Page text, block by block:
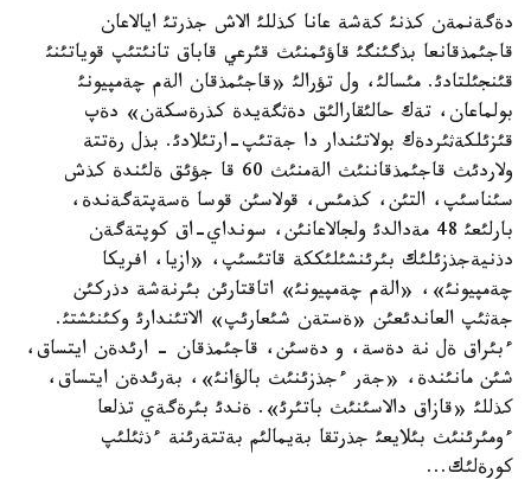
دةگةنمةن كذنئ كةشة عانا كذللئ الاش جذرتئ ايالاعان
قاجئمذقانعا بذگئنگئ قاؤئمنئث قئرعي قاباق تانئتئپ قوياتئنئ
قئنجئلتادئ. مئسالئ، ول تؤرالئ «قاجئمذقان الةم چةمپيونئ
بولماعان، تةك حالئقارالئق دةثگةيدة كذرةسكةن» دةپ
قئزئلكةثئردةك بولاتئندار دا جةتئپ-ارتئلادئ. بذل رةتتة
ولاردئث قاجئمذقاننئث الةمنئث 60 قا جؤئق ةلئندة كذش
سئناسئپ، التئن، كذمئس، قولاسئن قوسا ةسةپتةگةندة،
بارلئعئ 48 مةدالدئ ولجالاعانئن، سونداي-اق كوپتةگةن
دذنيةجذزئلئك بئرئنشئلئككة قاتئسئپ، «ازيا، افريكا
چةمپيونئ»، «الةم چةمپيونئ» اتاقتارئن بئرنةشة دذركئن
جةثئپ العاندئعئن «ةستةن شئعارئپ» الاتئندارئ وكئنئشتئ.
ءبئراق ةل نة دةسة، و دةسئن، قاجئمذقان - ارئدةن ايتساق،
شئن مانئندة، «جةر ءجذزئنئث بالؤانئ»، بةرئدةن ايتساق،
كذللئ «قازاق دالاسئنئث باتئرئ». ةندئ بئرةگةي تذلعا
ءومئرئنئث بئلايعئ جذرتقا بةيمالئم بةتتةرئنة ءذثئلئپ
كورةلئك...